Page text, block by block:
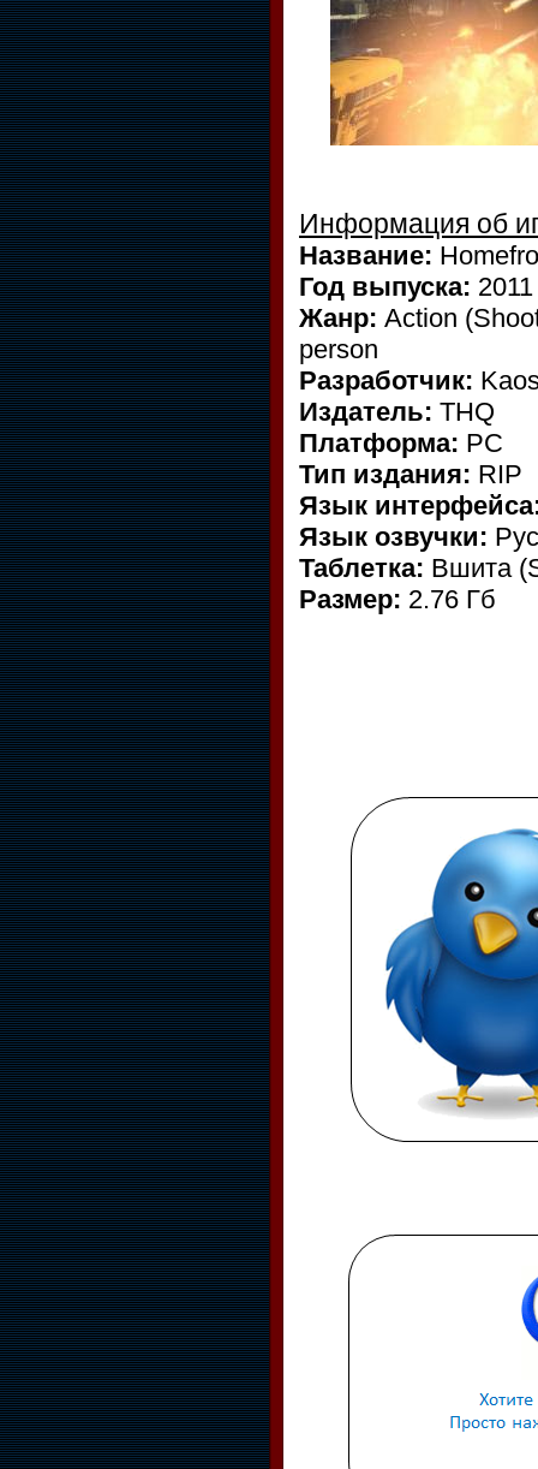
Информация об
Название:
Год выпуска: 2011
Жанр: Action
person
Разработчик:
Издатель: THQ
Платформа: PC
Тип издания: RIP
Язык
Язык озвучки:
Таблетка: Вшита
Размер: 2.76 Гб